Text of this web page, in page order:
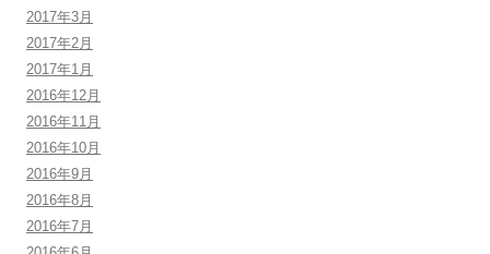
2017年3月
2017年2月
2017年1月
2016年12月
2016年11月
2016年10月
2016年9月
2016年8月
2016年7月